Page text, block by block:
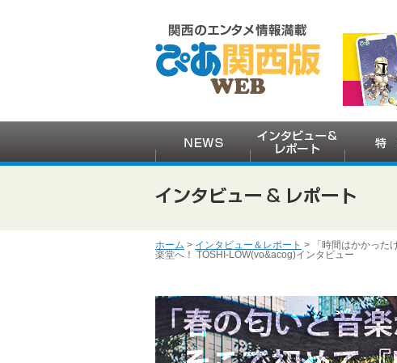
ホーム > インタビュー＆レポート > 「時間はかかった
楽堂へ！ TOSHI-LOW(vo&acog)インタビュー